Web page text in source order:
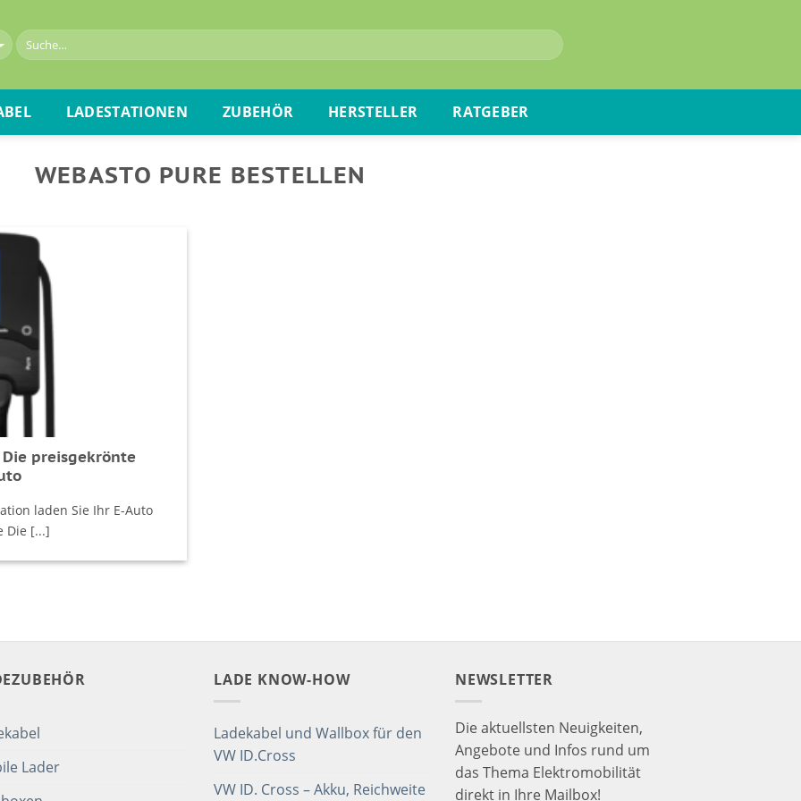
LADESTATIONEN ZUBEHÖR HERSTELLER RATGEBER
WEBASTO PURE BESTELLEN
preisgekrönte
laden Sie Ihr E-Auto
Die [...]
Lader
LADE KNOW-HOW
Ladekabel und Wallbox für den
VW ID.Cross
VW ID. Cross – Akku, Reichweite
NEWSLETTER
Die aktuellsten Neuigkeiten,
Angebote und Infos rund um
das Thema Elektromobilität
direkt in Ihre Mailbox!